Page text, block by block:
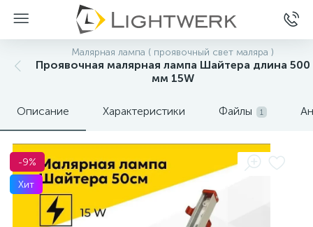
Малярная лампа ( проявочный свет маляра )
Проявочная малярная лампа Шайтера длина 500
мм 15W
Описание Характеристики Файлы 1
-9%
Хит